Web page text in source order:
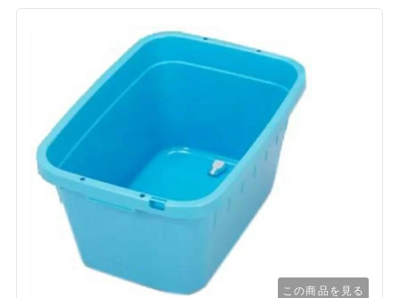
この商品を見る